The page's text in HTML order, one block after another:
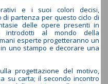
e i suoi colori decisi,
partenza per questo ciclo di
delle opere presenti in
introdotti al mondo della
esperte progetteranno un
uno stampo e decorare una
progettazione del motivo,
su carta; il secondo incontro